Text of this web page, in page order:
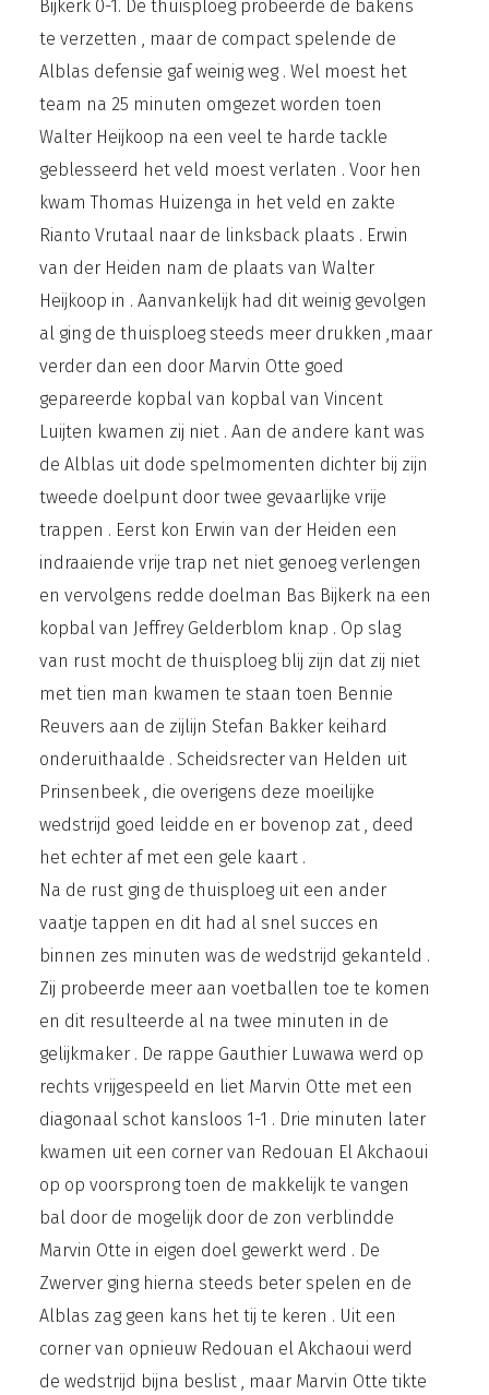
Bijkerk 0-1. De thuisploeg probeerde de bakens
te verzetten , maar de compact spelende de
Alblas defensie gaf weinig weg . Wel moest het
team na 25 minuten omgezet worden toen
Walter Heijkoop na een veel te harde tackle
geblesseerd het veld moest verlaten . Voor hen
kwam Thomas Huizenga in het veld en zakte
Rianto Vrutaal naar de linksback plaats . Erwin
van der Heiden nam de plaats van Walter
Heijkoop in . Aanvankelijk had dit weinig gevolgen
al ging de thuisploeg steeds meer drukken ,maar
verder dan een door Marvin Otte goed
gepareerde kopbal van kopbal van Vincent
Luijten kwamen zij niet . Aan de andere kant was
de Alblas uit dode spelmomenten dichter bij zijn
tweede doelpunt door twee gevaarlijke vrije
trappen . Eerst kon Erwin van der Heiden een
indraaiende vrije trap net niet genoeg verlengen
en vervolgens redde doelman Bas Bijkerk na een
kopbal van Jeffrey Gelderblom knap . Op slag
van rust mocht de thuisploeg blij zijn dat zij niet
met tien man kwamen te staan toen Bennie
Reuvers aan de zijlijn Stefan Bakker keihard
onderuithaalde . Scheidsrecter van Helden uit
Prinsenbeek , die overigens deze moeilijke
wedstrijd goed leidde en er bovenop zat , deed
het echter af met een gele kaart .
Na de rust ging de thuisploeg uit een ander
vaatje tappen en dit had al snel succes en
binnen zes minuten was de wedstrijd gekanteld .
Zij probeerde meer aan voetballen toe te komen
en dit resulteerde al na twee minuten in de
gelijkmaker . De rappe Gauthier Luwawa werd op
rechts vrijgespeeld en liet Marvin Otte met een
diagonaal schot kansloos 1-1 . Drie minuten later
kwamen uit een corner van Redouan El Akchaoui
op op voorsprong toen de makkelijk te vangen
bal door de mogelijk door de zon verblindde
Marvin Otte in eigen doel gewerkt werd . De
Zwerver ging hierna steeds beter spelen en de
Alblas zag geen kans het tij te keren . Uit een
corner van opnieuw Redouan el Akchaoui werd
de wedstrijd bijna beslist , maar Marvin Otte tikte